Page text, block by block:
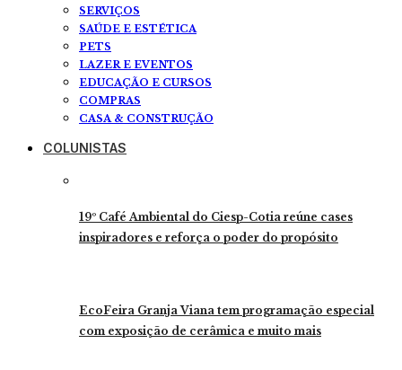
SERVIÇOS
SAÚDE E ESTÉTICA
PETS
LAZER E EVENTOS
EDUCAÇÃO E CURSOS
COMPRAS
CASA & CONSTRUÇÃO
COLUNISTAS
19º Café Ambiental do Ciesp-Cotia reúne cases
inspiradores e reforça o poder do propósito
EcoFeira Granja Viana tem programação especial
com exposição de cerâmica e muito mais